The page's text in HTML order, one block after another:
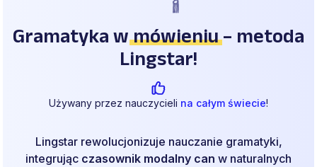
Gramatyka wmówieniu– metoda
Lingstar!
Używany przez nauczycieli na całym świecie!
Lingstar rewolucjonizuje nauczanie gramatyki,
integrując czasownik modalny can w naturalnych